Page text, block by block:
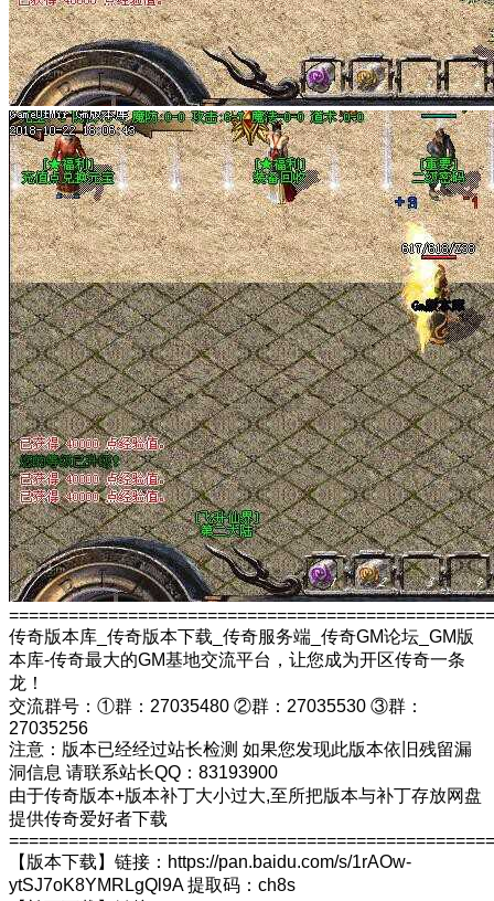
传奇版本库_传奇版本下载_传奇服务端_传奇GM论坛_GM版
本库-传奇最大的GM基地交流平台，让您成为开区传奇一条
龙！
交流群号：①群：27035480 ②群：27035530 ③群：
27035256
注意：版本已经经过站长检测 如果您发现此版本依旧残留漏
洞信息 请联系站长QQ：83193900
由于传奇版本+版本补丁大小过大,至所把版本与补丁存放网盘
提供传奇爱好者下载
【版本下载】链接：https://pan.baidu.com/s/1rAOw-
ytSJ7oK8YMRLgQl9A 提取码：ch8s